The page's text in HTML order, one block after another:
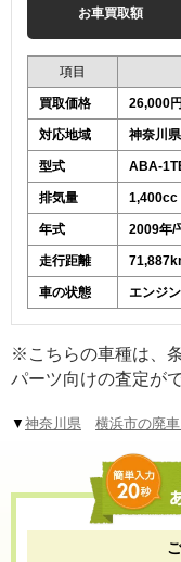
お車買取額
項目
買取価格 26,000円
対応地域 神奈川
型式 ABA-
排気量 1,400cc
年式 2009年/
走行距離
車の状態 エンジ
※こちらの車種は、
パーツ向けの査定が
▼ 神奈川県 横浜市の廃